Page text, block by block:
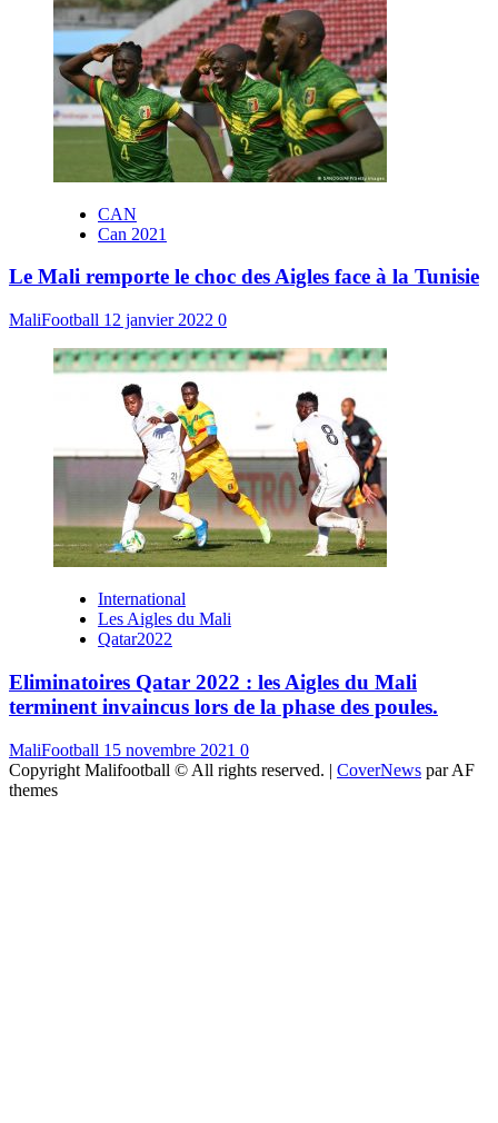
CAN
Can 2021
Le Mali remporte le choc des Aigles face à la Tunisie
MaliFootball 12 janvier 2022 0
International
Les Aigles du Mali
Qatar2022
Eliminatoires Qatar 2022 : les Aigles du Mali
terminent invaincus lors de la phase des poules.
MaliFootball 15 novembre 2021 0
Copyright Malifootball © All rights reserved. | CoverNews par AF
themes